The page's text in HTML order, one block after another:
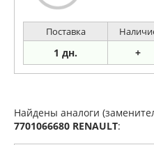
Поставка
1 дн. +
Найдены аналоги
7701066680 RENAULT: